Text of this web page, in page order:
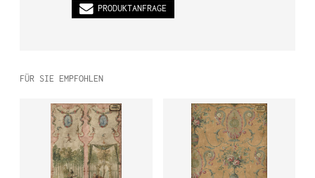
PRODUKTANFRAGE
FÜR SIE EMPFOHLEN